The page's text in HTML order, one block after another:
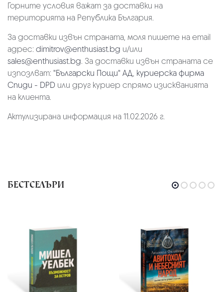
Горните условия важат за доставки на
територията на Република България.
За доставки извън страната, моля пишете на email
адрес: dimitrov@enthusiast.bg и/или
sales@enthusiast.bg. За доставки извън страната се
изпозлват: "Български Пощи" АД, куриерска фирма
Спиди - DPD или друг куриер спрямо изискванията
на клиента.
Актулизирана информация на 11.02.2026 г.
БЕСТСЕЛЪРИ